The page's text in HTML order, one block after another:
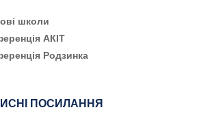
школи
АКІТ
Родзинка
ПОСИЛАННЯ